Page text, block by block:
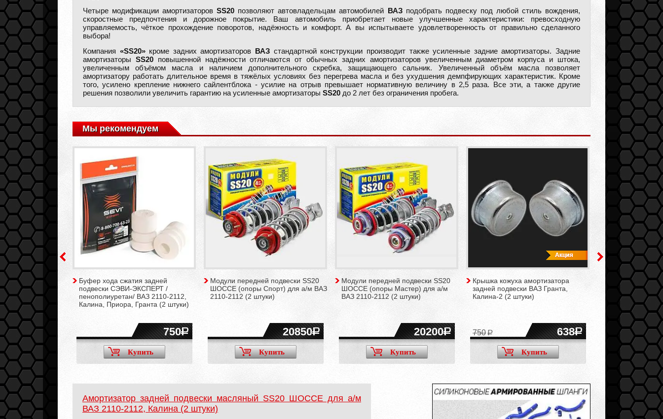
Четыре модификации амортизаторовSS20 позволяют автовладельцам автомобилей ВАЗподобрать подвеску под любой стиль вождения,
скоростные предпочтения и дорожное покрытие. Ваш автомобиль приобретает новые улучшенные характеристики: превосходную
управляемость, чёткое прохождение поворотов, надёжность и комфорт. А вы испытываете удовлетворенность от правильно сделанного
выбора!
Компания «SS20»кроме задних амортизаторов ВАЗ стандартной конструкции производит также усиленные задние амортизаторы. Задние
амортизаторы SS20повышенной надёжности отличаются от обычных задних амортизаторов увеличенным диаметром корпуса и штока,
увеличенным объёмом масла и наличием дополнительного скребка, защищающего сальник. Увеличенный объём масла позволяет
амортизатору работать длительное время в тяжёлых условиях без перегрева масла и без ухудшения демпфирующих характеристик. Кроме
того, усилено крепление нижнего сайлентблока - усилие на отрыв превышает нормативную величину в 2,5 раза. Все эти, а также другие
решения позволили увеличить гарантию на усиленные амортизаторы SS20 до 2 лет без ограничения пробега.
Мы рекомендуем
подвески
с занижением
2108-21099,
Калина,
штуки)
4200
Буфер хода сжатия задней
подвески СЭВИ-ЭКСПЕРТ /
пенополиуретан/ ВАЗ 2110-2112,
Калина, Приора, Гранта (2 штуки)
750
Купить
Модули передней подвески SS20
ШОССЕ (опоры Спорт) для а/м ВАЗ
2110-2112 (2 штуки)
20850
Купить
Модули передней подвески SS20
ШОССЕ (опоры Мастер) для а/м
ВАЗ 2110-2112 (2 штуки)
20200
Купить
Крышка кожуха амортизатора
задней подвески ВАЗ Гранта,
Калина-2 (2 штуки)
638
750
Купить
Болты с гайками
амортизаторов
для а/м ВАЗ
2112, 2113-
Гранта (комплект)
Амортизатор задней подвески масляный SS20 ШОССЕ для а/м
ВАЗ 2110-2112, Калина (2 штуки)